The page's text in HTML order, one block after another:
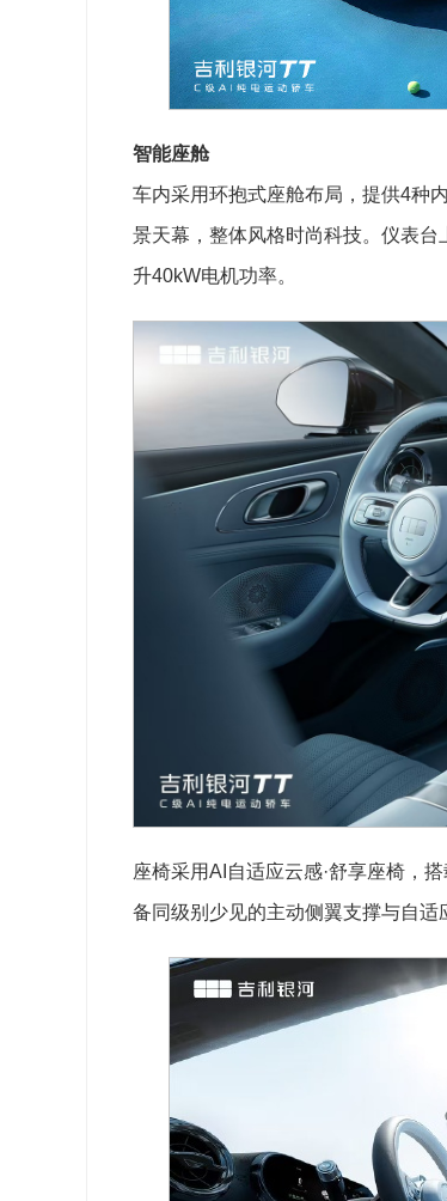
智能座舱
车内采用环抱式座舱布局，提供4种
景天幕，整体风格时尚科技。仪表
升40kW电机功率。
座椅采用AI自适应云感·舒享座椅，
备同级别少见的主动侧翼支撑与自适